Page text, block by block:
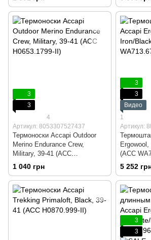
3
3
4
Артикул: 8053307527437
Термоноски Accapi Outdoor
Merino Endurance Crew,
Military, 39-41 (ACC
H0653.1799-II)
1 040 грн
3
3
Видео
1
Артикул:
(ACC
5 252
3
3